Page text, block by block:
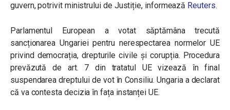
guvern, potrivit ministrului de Justiție, informează Reuters.
Parlamentul European a votat săptămâna trecută
sancționarea Ungariei pentru nerespectarea normelor UE
privind democrația, drepturile civile și corupția. Procedura
prevăzută de art. 7 din tratatul UE vizează în final
suspendarea dreptului de vot în Consiliu. Ungaria a declarat
că va contesta decizia în fața instanței UE.